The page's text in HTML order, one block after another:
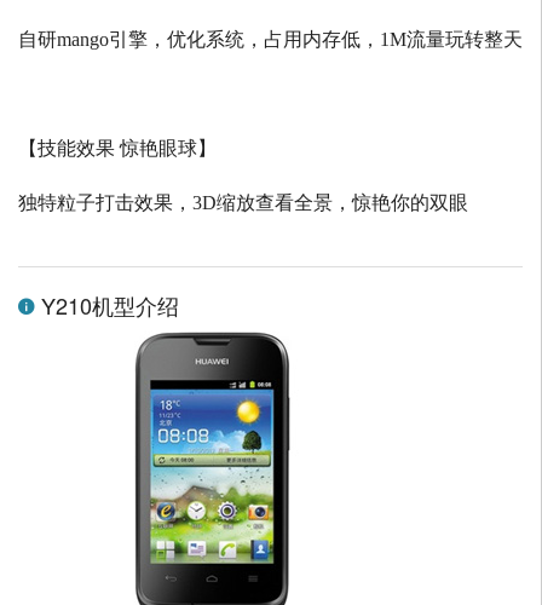
自研mango引擎，优化系统，占用内存低， 1M流量玩转整天
【技能效果 惊艳眼球】
独特粒子打击效果， 3D缩放查看全景，惊艳你的双眼
Y210机型介绍